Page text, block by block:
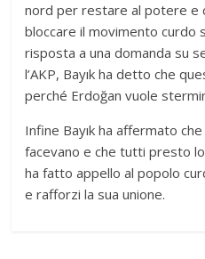
nord per restare al potere e
bloccare il movimento curdo
risposta a una domanda su
l’AKP, Bayık ha detto che
perché Erdoğan vuole
Infine Bayık ha affermato
facevano e che tutti presto
ha fatto appello al popolo
e rafforzi la sua unione.